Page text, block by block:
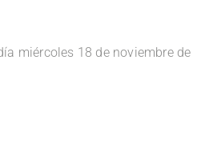
miércoles 18 de noviembre de